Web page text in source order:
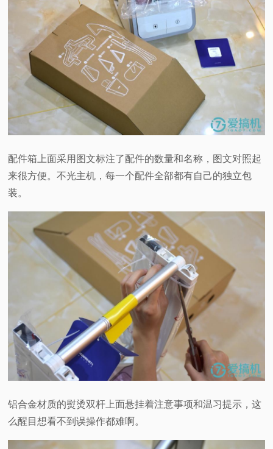
配件箱上面采用图文标注了配件的数量和名称，图文对照起
来很方便。不光主机，每一个配件全部都有自己的独立包
装。
铝合金材质的熨烫双杆上面悬挂着注意事项和温习提示，这
么醒目想看不到误操作都难啊。